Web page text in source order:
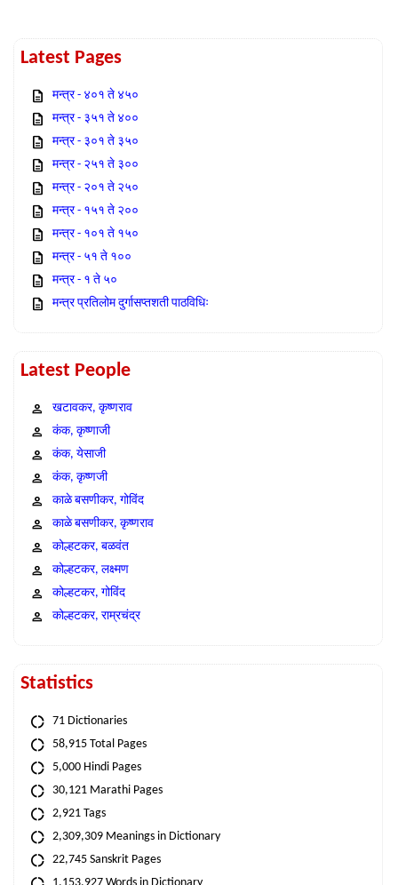
Latest Pages
मन्त्र - ४०१ ते ४५०
मन्त्र - ३५१ ते ४००
मन्त्र - ३०१ ते ३५०
मन्त्र - २५१ ते ३००
मन्त्र - २०१ ते २५०
मन्त्र - १५१ ते २००
मन्त्र - १०१ ते १५०
मन्त्र - ५१ ते १००
मन्त्र - १ ते ५०
मन्त्र प्रतिलोम दुर्गासप्तशती पाठविधिः
Latest People
खटावकर, कृष्णराव
कंक, कृष्णाजी
कंक, येसाजी
कंक, कृष्णजी
काळे बसणीकर, गोविंद
काळे बसणीकर, कृष्णराव
कोल्हटकर, बळवंत
कोल्हटकर, लक्ष्मण
कोल्हटकर, गोविंद
कोल्हटकर, राम्रचंद्र
Statistics
71 Dictionaries
58,915 Total Pages
5,000 Hindi Pages
30,121 Marathi Pages
2,921 Tags
2,309,309 Meanings in Dictionary
22,745 Sanskrit Pages